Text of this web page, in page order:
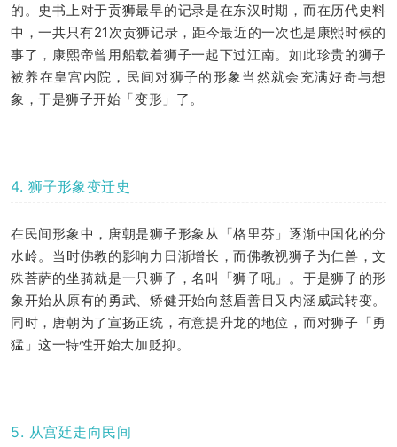
的。史书上对于贡狮最早的记录是在东汉时期，而在历代史料
中，一共只有21次贡狮记录，距今最近的一次也是康熙时候的
事了，康熙帝曾用船载着狮子一起下过江南。如此珍贵的狮子
被养在皇宫内院，民间对狮子的形象当然就会充满好奇与想
象，于是狮子开始「变形」了。
4. 狮子形象变迁史
在民间形象中，唐朝是狮子形象从「格里芬」逐渐中国化的分
水岭。当时佛教的影响力日渐增长，而佛教视狮子为仁兽，文
殊菩萨的坐骑就是一只狮子，名叫「狮子吼」。于是狮子的形
象开始从原有的勇武、矫健开始向慈眉善目又内涵威武转变。
同时，唐朝为了宣扬正统，有意提升龙的地位，而对狮子「勇
猛」这一特性开始大加贬抑。
5. 从宫廷走向民间